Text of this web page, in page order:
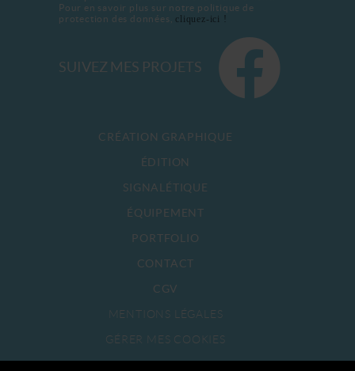
Pour en savoir plus sur notre politique de
protection des données, cliquez-ici !
SUIVEZ MES PROJETS
CRÉATION GRAPHIQUE
ÉDITION
SIGNALÉTIQUE
ÉQUIPEMENT
PORTFOLIO
CONTACT
CGV
MENTIONS LÉGALES
GÉRER MES COOKIES